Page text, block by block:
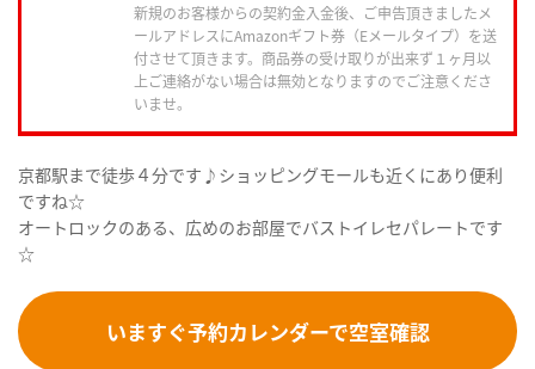
新規のお客様からの契約金入金後、ご申告頂きましたメ
ールアドレスにAmazonギフト券（Eメールタイプ）を送
付させて頂きます。商品券の受け取りが出来ず１ヶ月以
上ご連絡がない場合は無効となりますのでご注意くださ
いませ。
京都駅まで徒歩４分です♪ショッピングモールも近くにあり便利
ですね☆
オートロックのある、広めのお部屋でバストイレセパレートです
☆
いますぐ予約カレンダーで空室確認